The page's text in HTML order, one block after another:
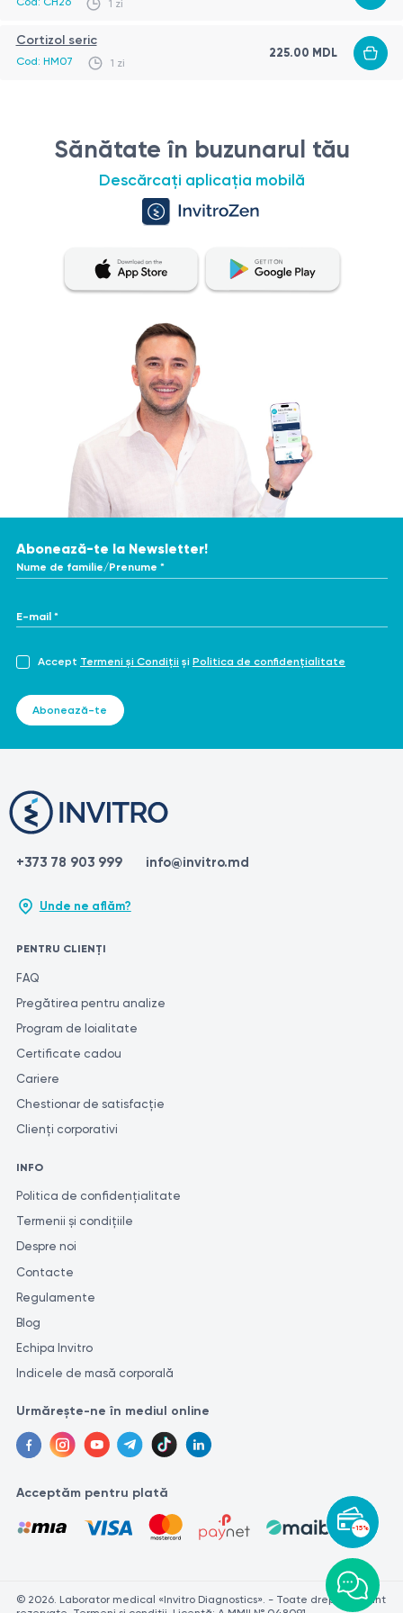
1 zi
Cortizol seric
Cod: HM07 1 zi
225.00 MDL
-15%
Sănătate în buzunarul tău
Descărcați aplicația mobilă
Abonează-te la Newsletter!
Nume de familie/Prenume *
E-mail *
Accept Termeni și Condiții și Politica de confidențialitate
Abonează-te
+373 78 903 999 info@invitro.md
Unde ne aflăm?
PENTRU CLIENȚI
FAQ
Pregătirea pentru analize
Program de loialitate
Certificate cadou
Cariere
Chestionar de satisfacție
Clienți corporativi
INFO
Politica de confidențialitate
Termenii și condițiile
Despre noi
Contacte
Regulamente
Blog
Echipa Invitro
Indicele de masă corporală
Urmărește-ne în mediul online
Acceptăm pentru plată
© 2026. Laborator medical «Invitro Diagnostics». - Toate drepturile sunt